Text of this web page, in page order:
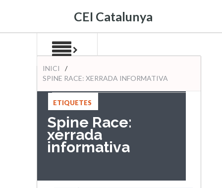
CEI Catalunya
INICI
/
SPINE RACE: XERRADA INFORMATIVA
ETIQUETES
:
Spine Race:
xerrada
informativa